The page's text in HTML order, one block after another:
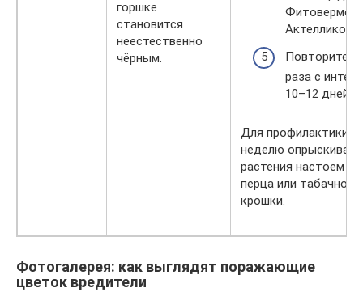
горшке
становится
неестественно
чёрным.
Фитовермом,
Актелликом.
Повторите
раза с
10–12 дней.
Для профилактики
неделю
растения настоем
перца или табачной
крошки.
Фотогалерея: как выглядят поражающие
цветок вредители